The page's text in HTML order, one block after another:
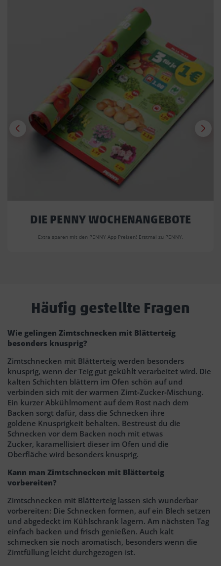
DIE PENNY WOCHENANGEBOTE
Extra sparen mit den PENNY App Preisen! Erstmal zu PENNY.
Häufig gestellte Fragen
Wie gelingen Zimtschnecken mit Blätterteig
besonders knusprig?
Zimtschnecken mit Blätterteig werden besonders
knusprig, wenn der Teig gut gekühlt verarbeitet wird. Die
kalten Schichten blättern im Ofen schön auf und
verbinden sich mit der warmen Zimt‑Zucker‑Mischung.
Ein kurzer Abkühlmoment auf dem Rost nach dem
Backen sorgt dafür, dass die Schnecken ihre
goldene Knusprigkeit behalten. Bestreust du die
Schnecken vor dem Backen noch mit etwas
Zucker, karamellisiert dieser im Ofen und die
Oberfläche wird besonders knusprig.
Kann man Zimtschnecken mit Blätterteig
vorbereiten?
Zimtschnecken mit Blätterteig lassen sich wunderbar
vorbereiten: Die Schnecken formen, auf ein Blech setzen
und abgedeckt im Kühlschrank lagern. Am nächsten Tag
einfach backen und frisch genießen. Auch kalt
schmecken sie noch aromatisch, besonders wenn die
Zimtfüllung leicht durchgezogen ist.